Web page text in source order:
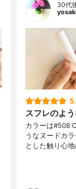
30代
スフレのよ
カラーは#508
うなヌードカ
とした触り心